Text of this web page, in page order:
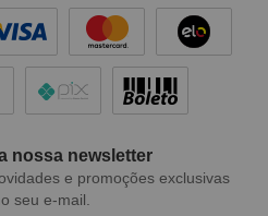
nossa newsletter
e promoções exclusivas
seu e-mail.